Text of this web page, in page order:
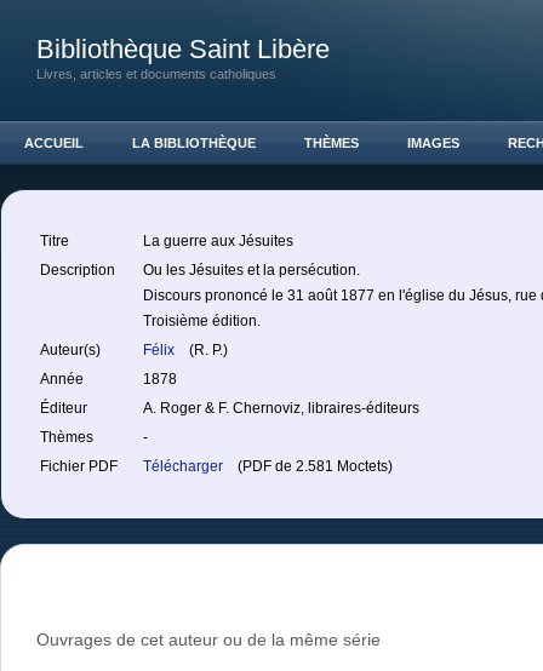
Bibliothèque Saint Libère
Livres, articles et documents catholiques
ACCUEIL LA BIBLIOTHÈQUE THÈMES IMAGES
Titre
La guerre aux Jésuites
Description
Ou les Jésuites et la persécution.
Discours prononcé le 31 août 1877 en l'église du Jésus, rue
Troisième édition.
Auteur(s)
Félix
(R. P.)
Année
1878
Éditeur
A. Roger & F. Chernoviz, libraires-éditeurs
Thèmes
-
Fichier PDF
Télécharger (PDF de 2.581 Moctets)
Ouvrages de cet auteur ou de la même série